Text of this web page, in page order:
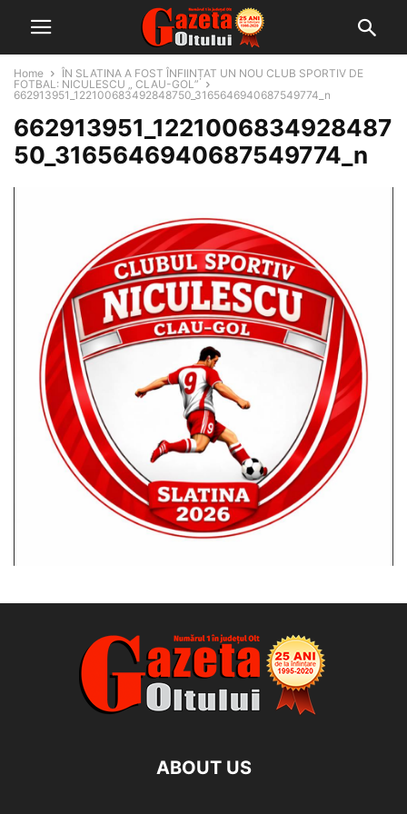
Home
ÎN SLATINA A FOST ÎNFIINȚAT UN NOU CLUB SPORTIV DE
FOTBAL: NICULESCU „ CLAU-GOL”
662913951_122100683492848750_3165646940687549774_n
662913951_1221006834928487
50_3165646940687549774_n
ABOUT US